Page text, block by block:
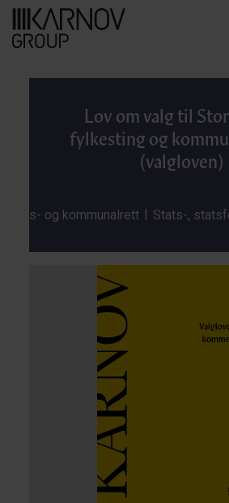
Lov om valg til
fylkesting og
(valgloven)
|